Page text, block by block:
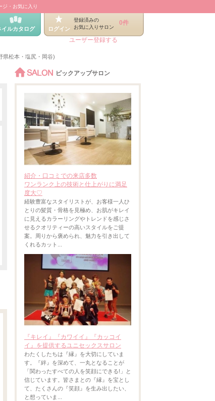
ジ・お気に入り
イルカタログ ログイン
登録済みの
お気に入りサロン
0件
ユーザー登録する
県松本・塩尻・岡谷)
SALON ピックアップサロン
紹介・口コミでの来店多数
ワンランク上の技術と仕上がりに満足
度大♡
経験豊富なスタイリストが、お客様一人ひ
とりの髪質・骨格を見極め、お肌がキレイ
に見えるカラーリングやトレンドを感じさ
せるクオリティーの高いスタイルをご提
案。周りから褒められ、魅力を引き出して
くれるカット...
『キレイ』『カワイイ』『カッコイ
イ』を提供するユニセックスサロン
わたくしたちは『縁』を大切にしていま
す。『絆』を深めて、一丸となることが
「関わったすべての人を笑顔にできる!」と
信じています。皆さまとの『縁』を宝とし
て、たくさんの『笑顔』を生み出したい、
と想っていま...